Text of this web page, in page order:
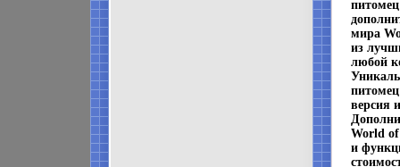
мира
из
любой
версия
World of
и